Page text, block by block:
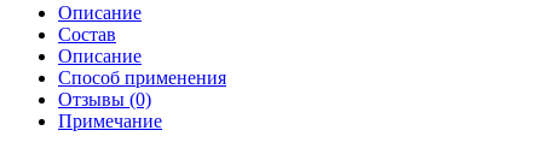
Описание
Состав
Описание
Способ применения
Отзывы (0)
Примечание